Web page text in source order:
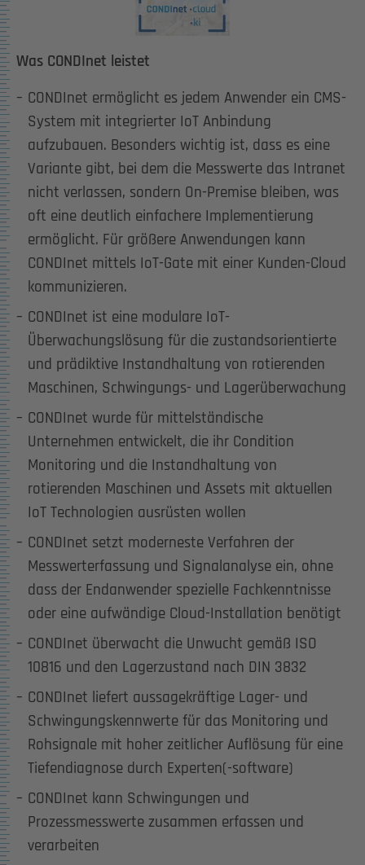
Was CONDInet leistet
CONDInet ermöglicht es jedem Anwender ein CMS-
System mit integrierter IoT Anbindung
aufzubauen. Besonders wichtig ist, dass es eine
Variante gibt, bei dem die Messwerte das Intranet
nicht verlassen, sondern On-Premise bleiben, was
oft eine deutlich einfachere Implementierung
ermöglicht. Für größere Anwendungen kann
CONDInet mittels IoT-Gate mit einer Kunden-Cloud
kommunizieren.
CONDInet ist eine modulare IoT-
Überwachungslösung für die zustandsorientierte
und prädiktive Instandhaltung von rotierenden
Maschinen, Schwingungs- und Lagerüberwachung
CONDInet wurde für mittelständische
Unternehmen entwickelt, die ihr Condition
Monitoring und die Instandhaltung von
rotierenden Maschinen und Assets mit aktuellen
IoT Technologien ausrüsten wollen
CONDInet setzt moderneste Verfahren der
Messwerterfassung und Signalanalyse ein, ohne
dass der Endanwender spezielle Fachkenntnisse
oder eine aufwändige Cloud-Installation benötigt
CONDInet überwacht die Unwucht gemäß ISO
10816 und den Lagerzustand nach DIN 3832
CONDInet liefert aussagekräftige Lager- und
Schwingungskennwerte für das Monitoring und
Rohsignale mit hoher zeitlicher Auflösung für eine
Tiefendiagnose durch Experten(-software)
CONDInet kann Schwingungen und
Prozessmesswerte zusammen erfassen und
verarbeiten